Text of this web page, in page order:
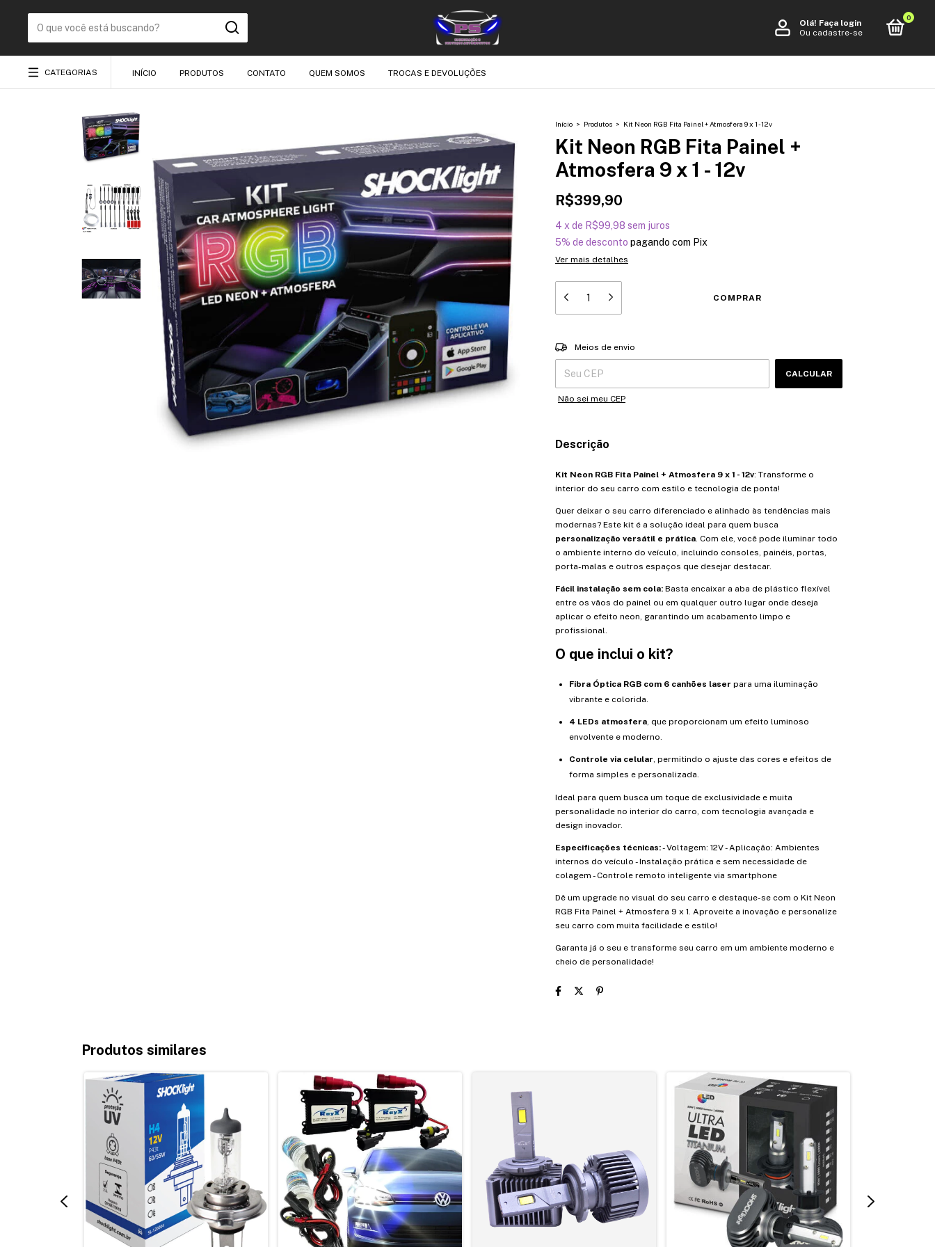
Olá! Faça login
Ou cadastre-se
0
CATEGORIAS INÍCIO PRODUTOS CONTATO QUEM SOMOS TROCAS E DEVOLUÇÕES
Início > Produtos > Kit Neon RGB Fita Painel + Atmosfera 9 x 1 - 12v
Kit Neon RGB Fita Painel +
Atmosfera 9 x 1 - 12v
R$399,90
4 x de R$99,98 sem juros
5% de desconto pagando com Pix
Ver mais detalhes
Entregas para o CEP:
Meios de envio
CALCULAR
Não sei meu CEP
Descrição
Kit Neon RGB Fita Painel + Atmosfera 9 x 1 - 12v: Transforme o
interior do seu carro com estilo e tecnologia de ponta!
Quer deixar o seu carro diferenciado e alinhado às tendências mais
modernas? Este kit é a solução ideal para quem busca
personalização versátil e prática. Com ele, você pode iluminar todo
o ambiente interno do veículo, incluindo consoles, painéis, portas,
porta-malas e outros espaços que desejar destacar.
Fácil instalação sem cola: Basta encaixar a aba de plástico flexível
entre os vãos do painel ou em qualquer outro lugar onde deseja
aplicar o efeito neon, garantindo um acabamento limpo e
profissional.
O que inclui o kit?
Fibra Óptica RGB com 6 canhões laser para uma iluminação
vibrante e colorida.
4 LEDs atmosfera, que proporcionam um efeito luminoso
envolvente e moderno.
Controle via celular, permitindo o ajuste das cores e efeitos de
forma simples e personalizada.
Ideal para quem busca um toque de exclusividade e muita
personalidade no interior do carro, com tecnologia avançada e
design inovador.
Especificações técnicas:- Voltagem: 12V - Aplicação: Ambientes
internos do veículo - Instalação prática e sem necessidade de
colagem - Controle remoto inteligente via smartphone
Dê um upgrade no visual do seu carro e destaque-se com o Kit Neon
RGB Fita Painel + Atmosfera 9 x 1. Aproveite a inovação e personalize
seu carro com muita facilidade e estilo!
Garanta já o seu e transforme seu carro em um ambiente moderno e
cheio de personalidade!
Produtos similares